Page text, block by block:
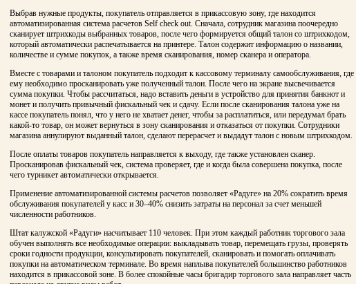
Выбрав нужные продукты, покупатель отправляется в прикассовую зону, где находится
автоматизированная система расчетов Self check out. Сначала, сотрудник магазина поочередно
сканирует штрихкоды выбранных товаров, после чего формируется общий талон со штрихкодом,
который автоматически распечатывается на принтере. Талон содержит информацию о названии,
количестве и сумме покупок, а также время сканирования, номер сканера и оператора.
Вместе с товарами и талоном покупатель подходит к кассовому терминалу самообслуживания, где
ему необходимо просканировать уже полученный талон. После чего на экране высвечивается
сумма покупки. Чтобы рассчитаться, надо вставить деньги в устройство для принятия банкнот и
монет и получить привычный фискальный чек и сдачу. Если после сканирования талона уже на
кассе покупатель понял, что у него не хватает денег, чтобы за расплатиться, или передумал брать
какой-то товар, он может вернуться в зону сканирования и отказаться от покупки. Сотрудники
магазина аннулируют выданный талон, сделают перерасчет и выдадут талон с новым штрихкодом.
После оплаты товаров покупатель направляется к выходу, где также установлен сканер.
Просканировав фискальный чек, система проверяет, где и когда была совершена покупка, после
чего турникет автоматически открывается.
Применение автоматизированной системы расчетов позволяет «Радуге» на 20% сократить время
обслуживания покупателей у касс и 30–40% снизить затраты на персонал за счет меньшей
численности работников.
Штат калужской «Радуги» насчитывает 110 человек. При этом каждый работник торгового зала
обучен выполнять все необходимые операции: выкладывать товар, перемещать грузы, проверять
сроки годности продукции, консультировать покупателей, сканировать и помогать оплачивать
покупки на автоматическом терминале. Во время наплыва покупателей большинство работников
находится в прикассовой зоне. В более спокойные часы бригадир торгового зала направляет часть